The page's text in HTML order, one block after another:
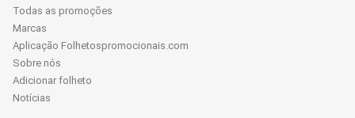
Todas as promoções
Marcas
Aplicação Folhetospromocionais.com
Sobre nós
Adicionar folheto
Notícias